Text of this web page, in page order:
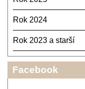
Rok 2024
Rok 2023 a starší
Facebook